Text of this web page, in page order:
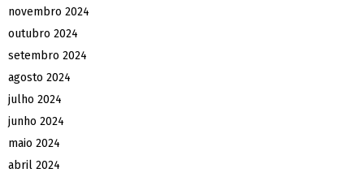
novembro 2024
outubro 2024
setembro 2024
agosto 2024
julho 2024
junho 2024
maio 2024
abril 2024